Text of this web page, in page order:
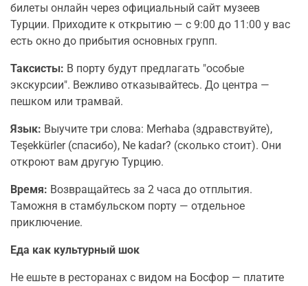
билеты онлайн через официальный сайт музеев
Турции. Приходите к открытию — с 9:00 до 11:00 у вас
есть окно до прибытия основных групп.
Таксисты: В порту будут предлагать "особые
экскурсии". Вежливо отказывайтесь. До центра —
пешком или трамвай.
Язык: Выучите три слова: Merhaba (здравствуйте),
Teşekkürler (спасибо), Ne kadar? (сколько стоит). Они
откроют вам другую Турцию.
Время: Возвращайтесь за 2 часа до отплытия.
Таможня в стамбульском порту — отдельное
приключение.
Еда как культурный шок
Не ешьте в ресторанах с видом на Босфор — платите